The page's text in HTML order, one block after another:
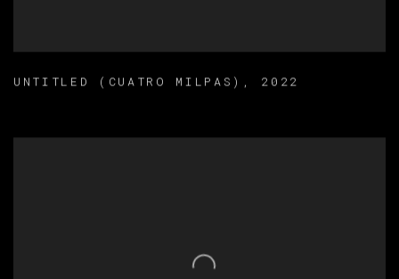
UNTITLED (CUATRO MILPAS) , 2022